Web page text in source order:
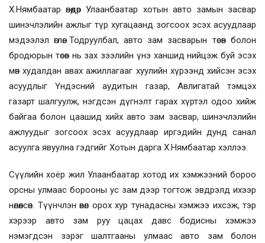
Х.Нямбаатар өнөөдөр Улаанбаатар хотын авто замын засвар
шинэчлэлийн ажлыг түр хугацаанд зогсоох эсэх асуудлаар
мэдээлэл өглөө. Тодруулбал, авто зам засварын төсөв болон
бродюрын төсөв нь зах зээлийн үнэ ханшид нийцэж буй эсэх
мөн худалдан авах ажиллагааг хуулийн хүрээнд хийсэн эсэх
асуудлыг Үндэсний аудитын газар, Авлигатай тэмцэх
газарт шалгуулж, нэгдсэн дүгнэлт гарах хүртэл одоо хийж
байгаа болон цаашид хийх авто зам засвар, шинэчлэлийн
ажлуудыг зогсоох эсэх асуудлаар иргэдийн дунд санал
асуулга явуулна гэдгийг Хотын дарга Х.Нямбаатар хэллээ.
Сүүлийн хоёр жил Улаанбаатар хотод их хэмжээний бороо
орсны улмаас борооны ус зам дээр тогтож эвдрэлд ихээр
нөлөөлсөн. Түүнчлэн өвөл орох хур тунадасны хэмжээ ихсэж, тэр
хэрээр авто зам руу цацах давс бодисны хэмжээ
нэмэгдсэн зэрэг шалтгааны улмаас авто зам болон